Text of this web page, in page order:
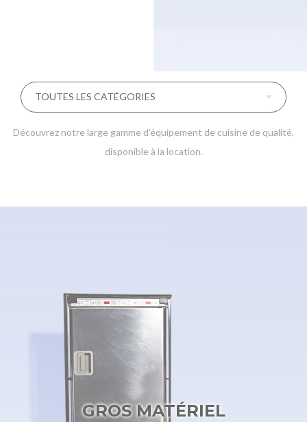
Découvrez notre large gamme d'équipement de cuisine de qualité,
disponible à la location.
GROS MATÉRIEL